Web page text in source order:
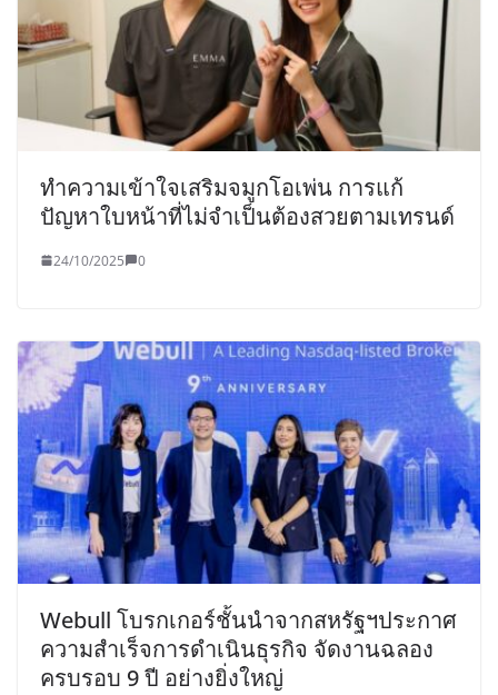
ทำความเข้าใจเสริมจมูกโอเพ่น การแก้
ปัญหาใบหน้าที่ไม่จำเป็นต้องสวยตามเทรนด์
24/10/2025 0
Webull โบรกเกอร์ชั้นนำจากสหรัฐฯประกาศ
ความสำเร็จการดำเนินธุรกิจ จัดงานฉลอง
ครบรอบ 9 ปี อย่างยิ่งใหญ่